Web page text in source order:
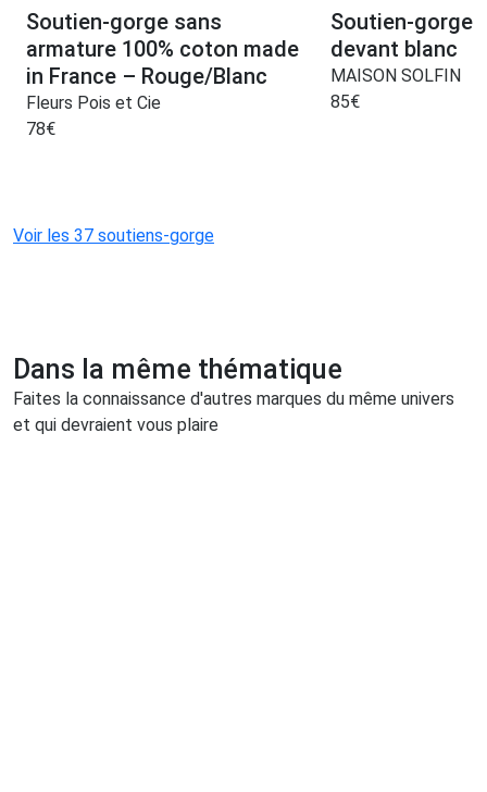
Soutien-gorge sans
armature 100% coton made
in France – Rouge/Blanc
Fleurs Pois et Cie
78€
Soutien-gorge
devant blanc
MAISON SOLFIN
85€
Voir les 37 soutiens-gorge
Dans la même thématique
Faites la connaissance d'autres marques du même univers
et qui devraient vous plaire